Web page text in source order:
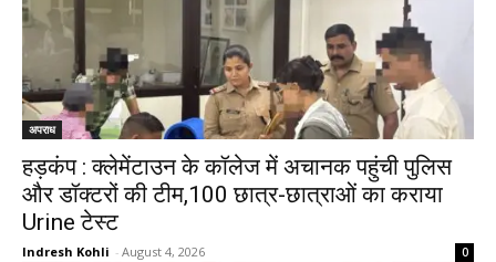
अपराध
हड़कंप : क्लेमेंटाउन के कॉलेज में अचानक पहुंची पुलिस
और डॉक्टरों की टीम,100 छात्र-छात्राओं का कराया
Urine टेस्ट
Indresh Kohli - August 4, 2026 0